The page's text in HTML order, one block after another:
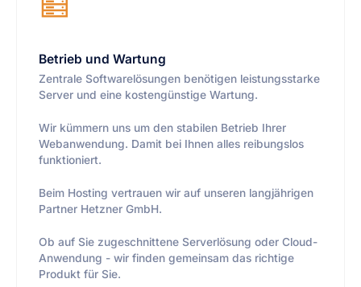
Betrieb und Wartung
Zentrale Softwarelösungen benötigen leistungsstarke
Server und eine kostengünstige Wartung.
Wir kümmern uns um den stabilen Betrieb Ihrer
Webanwendung. Damit bei Ihnen alles reibungslos
funktioniert.
Beim Hosting vertrauen wir auf unseren langjährigen
Partner Hetzner GmbH.
Ob auf Sie zugeschnittene Serverlösung oder Cloud-
Anwendung - wir finden gemeinsam das richtige
Produkt für Sie.